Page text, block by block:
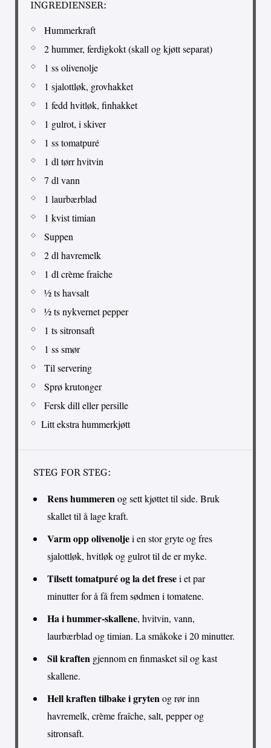
INGREDIENSER:
Hummerkraft
2 hummer, ferdigkokt (skall og kjøtt separat)
1 ss olivenolje
1 sjalottløk, grovhakket
1 fedd hvitløk, finhakket
1 gulrot, i skiver
1 ss tomatpuré
1 dl tørr hvitvin
7 dl vann
1 laurbærblad
1 kvist timian
Suppen
2 dl havremelk
1 dl crème fraîche
½ ts havsalt
½ ts nykvernet pepper
1 ts sitronsaft
1 ss smør
Til servering
Sprø krutonger
Fersk dill eller persille
Litt ekstra hummerkjøtt
STEG FOR STEG:
Rens hummerenog sett kjøttet til side. Bruk
skallet til å lage kraft.
Varm opp olivenoljei en stor gryte og fres
sjalottløk, hvitløk og gulrot til de er myke.
Tilsett tomatpuré og la det fresei et par
minutter for å få frem sødmen i tomatene.
Ha i hummer-skallene, hvitvin, vann,
laurbærblad og timian. La småkoke i 20 minutter.
Sil kraften gjennom en finmasket sil og kast
skallene.
Hell kraften tilbake i grytenog rør inn
havremelk, crème fraîche, salt, pepper og
sitronsaft.